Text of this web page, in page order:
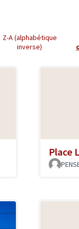
Z-A (alphabétique
inverse)
Place